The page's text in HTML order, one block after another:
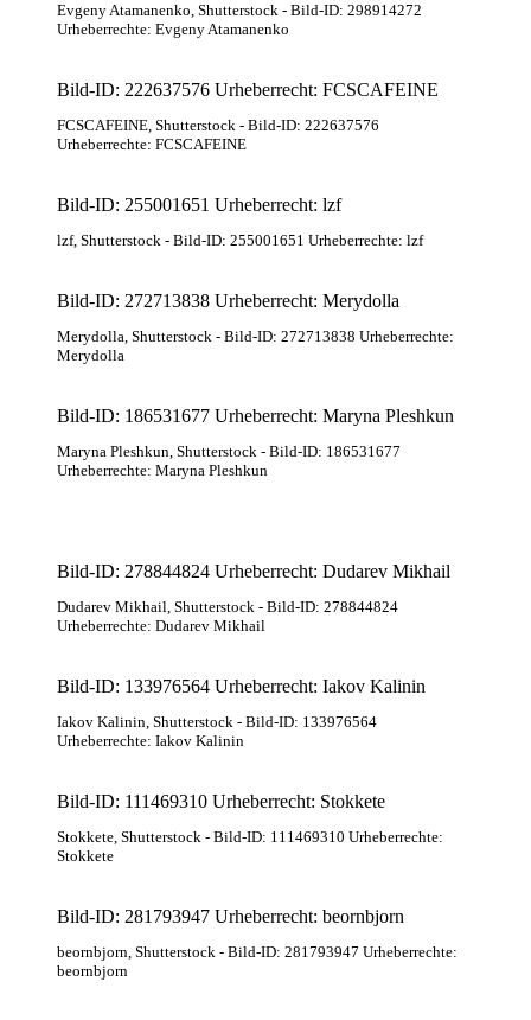
Evgeny Atamanenko, Shutterstock - Bild-ID: 298914272
Urheberrechte: Evgeny Atamanenko
Bild-ID: 222637576 Urheberrecht: FCSCAFEINE
FCSCAFEINE, Shutterstock - Bild-ID: 222637576
Urheberrechte: FCSCAFEINE
Bild-ID: 255001651 Urheberrecht: lzf
lzf, Shutterstock - Bild-ID: 255001651 Urheberrechte: lzf
Bild-ID: 272713838 Urheberrecht: Merydolla
Merydolla, Shutterstock - Bild-ID: 272713838 Urheberrechte:
Merydolla
Bild-ID: 186531677 Urheberrecht: Maryna Pleshkun
Maryna Pleshkun, Shutterstock - Bild-ID: 186531677
Urheberrechte: Maryna Pleshkun
Bild-ID: 278844824 Urheberrecht: Dudarev Mikhail
Dudarev Mikhail, Shutterstock - Bild-ID: 278844824
Urheberrechte: Dudarev Mikhail
Bild-ID: 133976564 Urheberrecht: Iakov Kalinin
Iakov Kalinin, Shutterstock - Bild-ID: 133976564
Urheberrechte: Iakov Kalinin
Bild-ID: 111469310 Urheberrecht: Stokkete
Stokkete, Shutterstock - Bild-ID: 111469310 Urheberrechte:
Stokkete
Bild-ID: 281793947 Urheberrecht: beornbjorn
beornbjorn, Shutterstock - Bild-ID: 281793947 Urheberrechte:
beornbjorn